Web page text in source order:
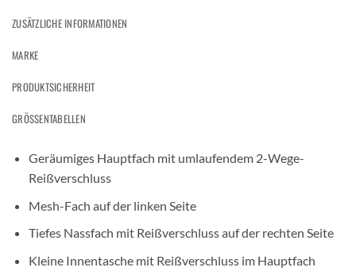
ZUSÄTZLICHE INFORMATIONEN
MARKE
PRODUKTSICHERHEIT
GRÖSSENTABELLEN
Geräumiges Hauptfach mit umlaufendem 2-Wege-
Reißverschluss
Mesh-Fach auf der linken Seite
Tiefes Nassfach mit Reißverschluss auf der rechten Seite
Kleine Innentasche mit Reißverschluss im Hauptfach